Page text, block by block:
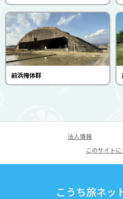
前浜掩体群
法人情報
このサイト
こうち旅ネッ